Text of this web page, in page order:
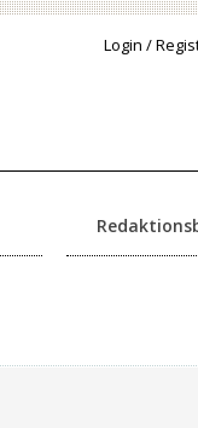
Login /